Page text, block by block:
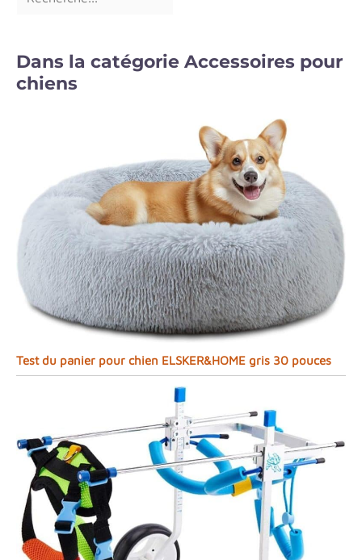
Dans la catégorie Accessoires pour
chiens
Test du panier pour chien ELSKER&HOME gris 30 pouces